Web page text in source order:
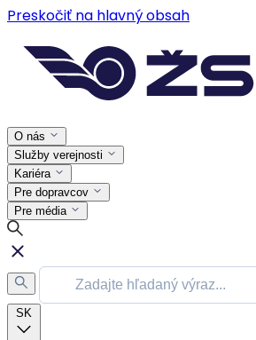
Preskočiť na hlavný obsah
O nás
Služby verejnosti
Kariéra
Pre dopravcov
Pre média
SK